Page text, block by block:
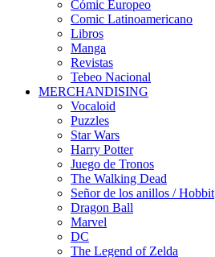
Cómic Europeo
Comic Latinoamericano
Libros
Manga
Revistas
Tebeo Nacional
MERCHANDISING
Vocaloid
Puzzles
Star Wars
Harry Potter
Juego de Tronos
The Walking Dead
Señor de los anillos / Hobbit
Dragon Ball
Marvel
DC
The Legend of Zelda